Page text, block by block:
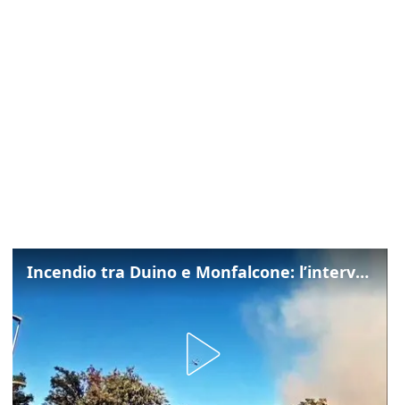
Incendio tra Duino e Monfalcone: l’intervento dei vigili del fuoco